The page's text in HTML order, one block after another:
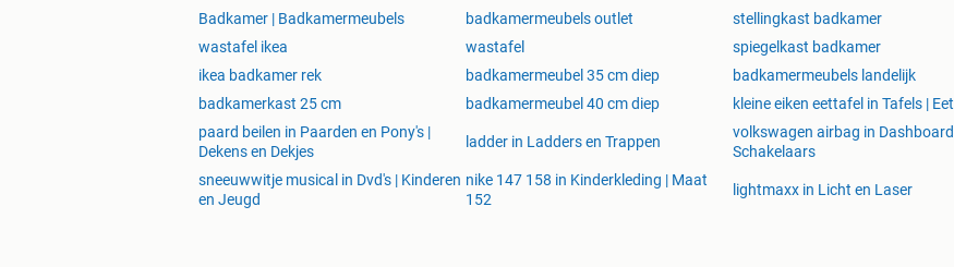
Badkamer | Badkamermeubels badkamermeubels outlet stellingkast badkamer
wastafel ikea
wastafel spiegelkast badkamer
ikea badkamer rek
badkamermeubel 35 cm diep badkamermeubels landelijk
badkamerkast 25 cm
badkamermeubel 40 cm diep kleine eiken eettafel in Tafels |
paard beilen in Paarden en Pony's |
Dekens en Dekjes
ladder in Ladders en Trappen
volkswagen airbag in
Schakelaars
sneeuwwitje musical in Dvd's | Kinderen
en Jeugd
nike 147 158 in Kinderkleding | Maat
152
lightmaxx in Licht en Laser